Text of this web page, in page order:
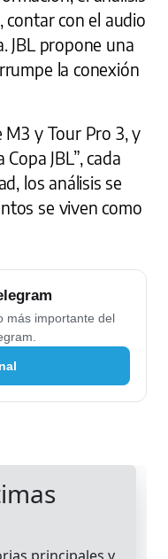
contar con el audio
JBL propone una
la conexión
M3 y Tour Pro 3, y
JBL”, cada
los análisis se
se viven como
más importante del